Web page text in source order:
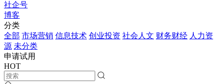
社企号
博客
分类
全部 市场营销 信息技术 创业投资 社会人文 财务财经 人力资
源 未分类
申请试用
HOT